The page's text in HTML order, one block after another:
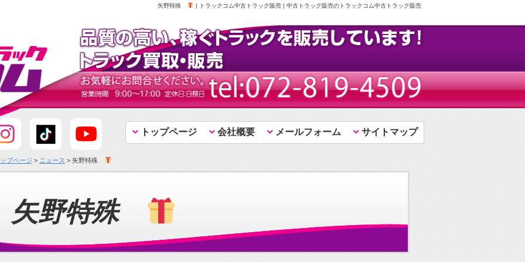
矢野特殊 | トラックコム中古トラック販売 | 中古トラック販売のトラックコム中古トラック販売
トップページ 会社概要 メールフォーム サイトマップ
プページ > ニュース > 矢野特殊
矢野特殊